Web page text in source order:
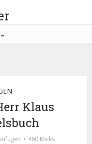
Klaus
460 Klicks